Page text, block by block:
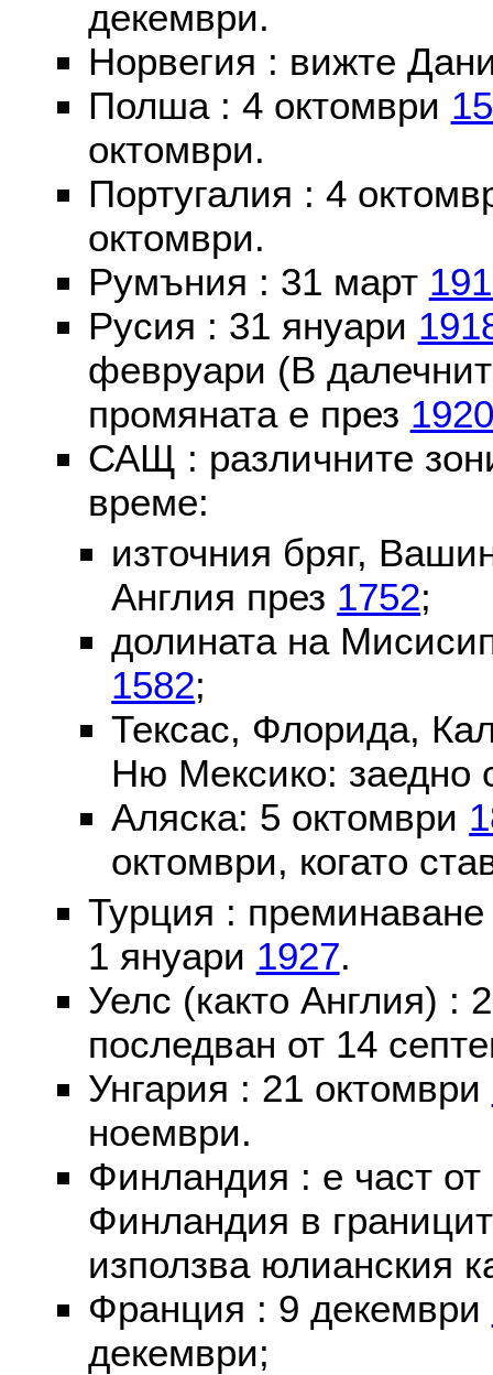
декември.
Норвегия : вижте
Полша : 4 октомври
октомври.
Португалия : 4
октомври.
Румъния : 31 март
Русия : 31 януари
февруари (В
промяната е през 1920
САЩ : различните
време:
източния бряг,
Англия през 1752;
долината на
1582;
Тексас, Флорида,
Ню Мексико: заедно
Аляска: 5 октомври
октомври, когато
Турция :
1 януари 1927.
Уелс (както Англия) :
последван от 14
Унгария : 21 октомври
ноември.
Финландия : е част
Финландия в
използва юлианския
Франция : 9 декември
декември;